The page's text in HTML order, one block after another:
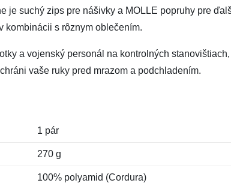
je suchý zips pre nášivky a MOLLE popruhy pre
kombinácii s rôznym oblečením.
a vojenský personál na kontrolných
vaše ruky pred mrazom a podchladením.
1 pár
270 g
100% polyamid (Cordura)